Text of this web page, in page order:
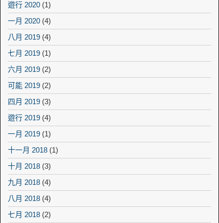
遊行 2020 (1)
一月 2020 (4)
八月 2019 (4)
七月 2019 (1)
六月 2019 (2)
可能 2019 (2)
四月 2019 (3)
遊行 2019 (4)
一月 2019 (1)
十一月 2018 (1)
十月 2018 (3)
九月 2018 (4)
八月 2018 (4)
七月 2018 (2)